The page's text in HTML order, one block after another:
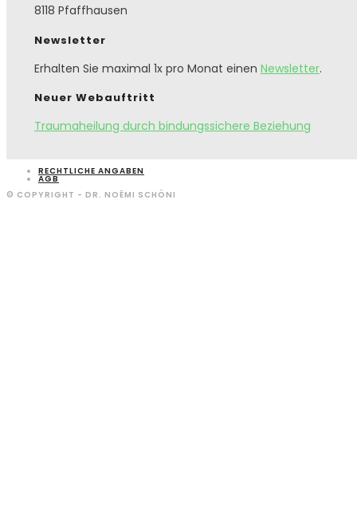
8118 Pfaffhausen
Newsletter
Erhalten Sie maximal 1x pro Monat einen Newsletter.
Neuer Webauftritt
Traumaheilung durch bindungssichere Beziehung
RECHTLICHE ANGABEN
AGB
© COPYRIGHT - DR. NOËMI SCHÖNI